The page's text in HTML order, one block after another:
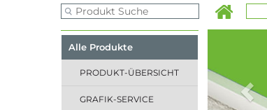
Alle Produkte
PRODUKT-ÜBERSICHT
GRAFIK-SERVICE